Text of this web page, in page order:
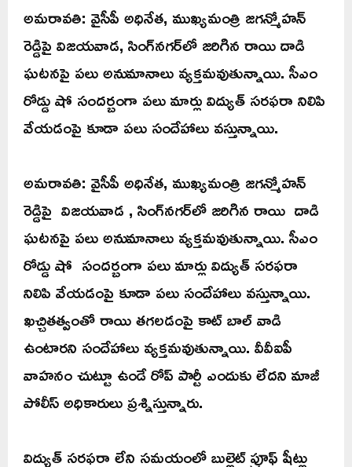
అమరావతి: వైసీపీ అధినేత, ముఖ్యమంత్రి జగన్మోహన్
రెడ్డిపై విజయవాడ, సింగ్‌నగర్‌లో జరిగిన రాయి దాడి
ఘటనపై పలు అనుమానాలు వ్యక్తమవుతున్నాయి. సీఎం
రోడ్డు షో సందర్బంగా పలు మార్లు విద్యుత్ సరఫరా నిలిపి
వేయడంపై కూడా పలు సందేహాలు వస్తున్నాయి.
అమరావతి: వైసీపీ అధినేత, ముఖ్యమంత్రి జగన్మోహన్
రెడ్డిపై విజయవాడ , సింగ్‌నగర్‌లో జరిగిన రాయి దాడి
ఘటనపై పలు అనుమానాలు వ్యక్తమవుతున్నాయి. సీఎం
రోడ్డు షో సందర్బంగా పలు మార్లు విద్యుత్ సరఫరా
నిలిపి వేయడంపై కూడా పలు సందేహాలు వస్తున్నాయి.
ఖచ్చితత్వంతో రాయి తగలడంపై కాట్ బాల్ వాడి
ఉంటారని సందేహాలు వ్యక్తమవుతున్నాయి. వీవీఐపీ
వాహనం చుట్టూ ఉండే రోప్ పార్టీ ఎందుకు లేదని మాజీ
పోలీస్ అధికారులు ప్రశ్నిస్తున్నారు.
విద్యుత్ సరఫరా లేని సమయంలో బుల్లెట్ ప్రూఫ్ షీట్లు